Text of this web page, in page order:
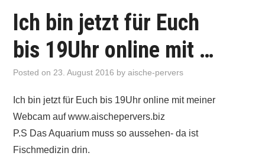
NEU: AISCHE SHOP!
TELEGRAM GRUPPE
IMPRESSUM
Ich bin jetzt für Euch
bis 19Uhr online mit …
Posted on 23. August 2016 byaische-pervers
Ich bin jetzt für Euch bis 19Uhr online mit meiner
Webcam auf www.aischepervers.biz
P.S Das Aquarium muss so aussehen- da ist
Fischmedizin drin.